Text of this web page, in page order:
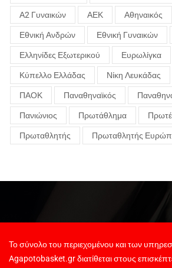
Α2 Γυναικών ΑΕΚ Αθηναικός
Εθνική Ανδρών Εθνική Γυναικών
Ελληνίδες Εξωτερικού Ευρωλίγκα
Κύπελλο Ελλάδας Νίκη Λευκάδας
ΠΑΟΚ Παναθηναϊκός
Πανιώνιος Πρωτάθλημα
Πρωταθλητής Πρωταθλητής
Το σύνολο του περιεχομένου και των
Agapotobasket.gr διατίθεται στους